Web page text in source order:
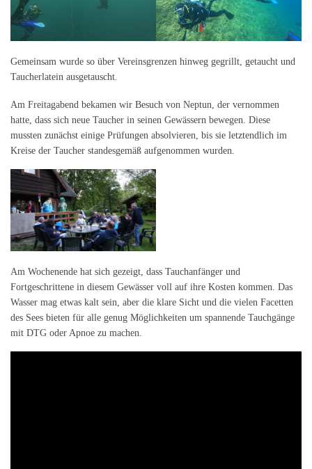
Gemeinsam wurde so über Vereinsgrenzen hinweg gegrillt, getaucht und
Taucherlatein ausgetauscht.
Am Freitagabend bekamen wir Besuch von Neptun, der vernommen
hatte, dass sich neue Taucher in seinen Gewässern bewegen. Diese
mussten zunächst einige Prüfungen absolvieren, bis sie letztendlich im
Kreise der Taucher standesgemäß aufgenommen wurden.
Am Wochenende hat sich gezeigt, dass Tauchanfänger und
Fortgeschrittene in diesem Gewässer voll auf ihre Kosten kommen. Das
Wasser mag etwas kalt sein, aber die klare Sicht und die vielen Facetten
des Sees bieten für alle genug Möglichkeiten um spannende Tauchgänge
mit DTG oder Apnoe zu machen.